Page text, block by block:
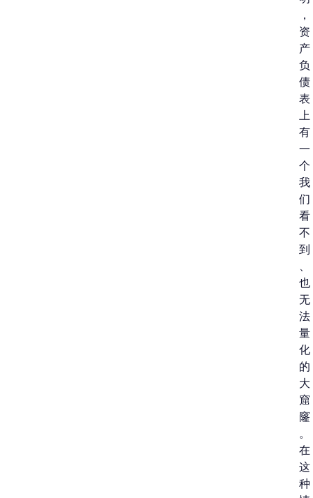
，
资
产
负
债
表
上
有
一
个
我
们
看
不
到
、
也
无
法
量
化
的
大
窟
窿
。
在
这
种